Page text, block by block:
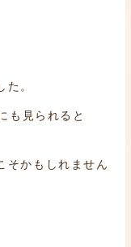
。
も見られると
そかもしれません